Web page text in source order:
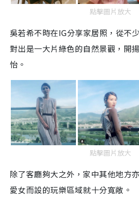
點擊圖片放大
吳若希不時在IG分享家居照，從不
對出是一大片綠色的自然景觀，開
怡。
點擊圖片放大
除了客廳夠大之外，家中其他地方
愛女而設的玩樂區域就十分寬敞。